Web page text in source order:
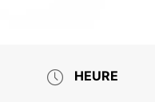
HEURE